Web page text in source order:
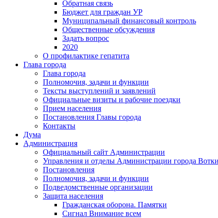
Обратная связь
Бюджет для граждан УР
Муниципальный финансовый контроль
Общественные обсуждения
Задать вопрос
2020
О профилактике гепатита
Глава города
Глава города
Полномочия, задачи и функции
Тексты выступлений и заявлений
Официальные визиты и рабочие поездки
Прием населения
Постановления Главы города
Контакты
Дума
Администрация
Официальный сайт Администрации
Управления и отделы Администрации города
Постановления
Полномочия, задачи и функции
Подведомственные организации
Защита населения
Гражданская оборона. Памятки
Сигнал Внимание всем